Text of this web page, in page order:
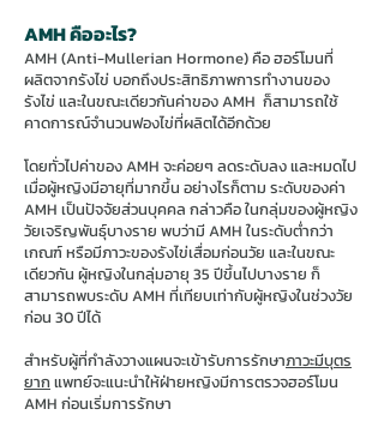
AMH คืออะไร?
AMH (Anti-Mullerian Hormone) คือ ฮอร์โมนที่
ผลิตจากรังไข่ บอกถึงประสิทธิภาพการทำงานของ
รังไข่ และในขณะเดียวกันค่าของ AMH ก็สามารถใช้
คาดการณ์จำนวนฟองไข่ที่ผลิตได้อีกด้วย
​โดยทั่วไปค่าของ AMH จะค่อยๆ ลดระดับลง และหมดไป
เมื่อผู้หญิงมีอายุที่มากขึ้น อย่างไรก็ตาม ระดับของค่า
AMH เป็นปัจจัยส่วนบุคคล กล่าวคือ ในกลุ่มของผู้หญิง
วัยเจริญพันธุ์บางราย พบว่ามี AMH ในระดับต่ำกว่า
เกณฑ์ หรือมีภาวะของรังไข่เสื่อมก่อนวัย และในขณะ
เดียวกัน ผู้หญิงในกลุ่มอายุ 35 ปีขึ้นไปบางราย ก็
สามารถพบระดับ AMH ที่เทียบเท่ากับผู้หญิงในช่วงวัย
ก่อน 30 ปีได้
สำหรับผู้ที่กำลังวางแผนจะเข้ารับการรักษาภาวะมีบุตร
ยากแพทย์จะแนะนำให้ฝ่ายหญิงมีการตรวจฮอร์โมน
AMH ก่อนเริ่มการรักษา